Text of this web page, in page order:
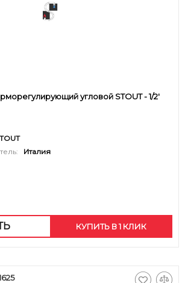
угловой STOUT - 1/2'
Италия
КУПИТЬ В 1 КЛИК